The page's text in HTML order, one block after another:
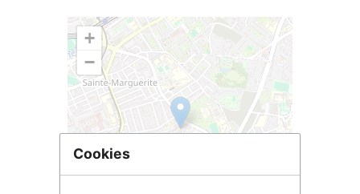
+
−
Cookies